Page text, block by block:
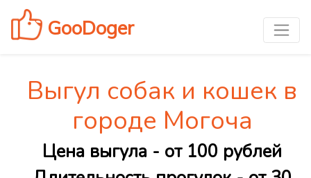
GooDoger
Выгул собак и кошек в
городе Могоча
Цена выгула - от 100 рублей